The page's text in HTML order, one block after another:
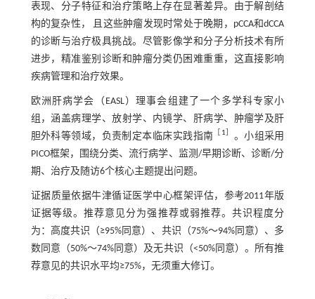
表现、分子特征和治疗策略上存在显著差异。由于解剖结
构的复杂性， 且这些肿瘤发现时常处于晚期，pCCA和dCCA
的诊断与治疗极具挑战。尽管影像学和分子分析技术有所
进步，精准鉴别诊断和肿瘤分类仍困难重重，这直接影响
疾病管理和治疗效果。
欧洲肝病学会（EASL）理事会组建了一个多学科专家小
组，涵盖病理学、放射学、内镜学、肝病学、肿瘤学及肝
胆外科等领域，负责制定本临床实践指南 ［ 1］ 。小组采用
PICO框架，围绕分类、流行病学、监测/早期诊断、诊断/分
期、治疗及随访6个核心主题提出问题。
证据质量依据牛津循证医学中心框架评估，参考2011年版
证据等级。推荐意见分为强推荐或弱推荐。共识程度分
为：高度共识（≥95%同意）、共识（75%～94%同意）、多
数同意（50%～74%同意）及无共识（<50%同意）。所有推
荐意见的共识水平均≥75%，无须重大修订。